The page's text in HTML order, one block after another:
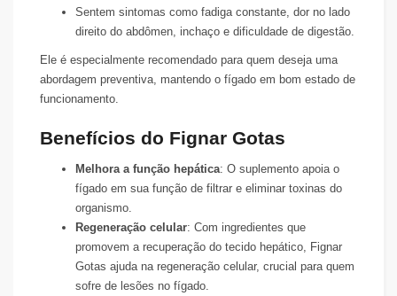
Sentem sintomas como fadiga constante, dor no lado
direito do abdômen, inchaço e dificuldade de digestão.
Ele é especialmente recomendado para quem deseja uma
abordagem preventiva, mantendo o fígado em bom estado de
funcionamento.
Benefícios do Fignar Gotas
Melhora a função hepática: O suplemento apoia o
fígado em sua função de filtrar e eliminar toxinas do
organismo.
Regeneração celular: Com ingredientes que
promovem a recuperação do tecido hepático, Fignar
Gotas ajuda na regeneração celular, crucial para quem
sofre de lesões no fígado.